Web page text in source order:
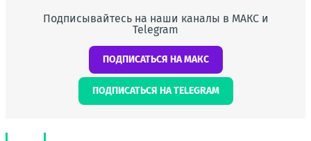
Подписывайтесь на наши каналы в МАКС и
Telegram
ПОДПИСАТЬСЯ НА МАКС
ПОДПИСАТЬСЯ НА TELEGRAM